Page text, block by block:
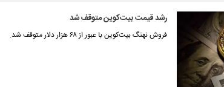
رشد قیمت بیت‌کوین متوقف شد
فروش نهنگ بیت‌کوین با عبور از ۶۸ هزار دلار متوقف شد.